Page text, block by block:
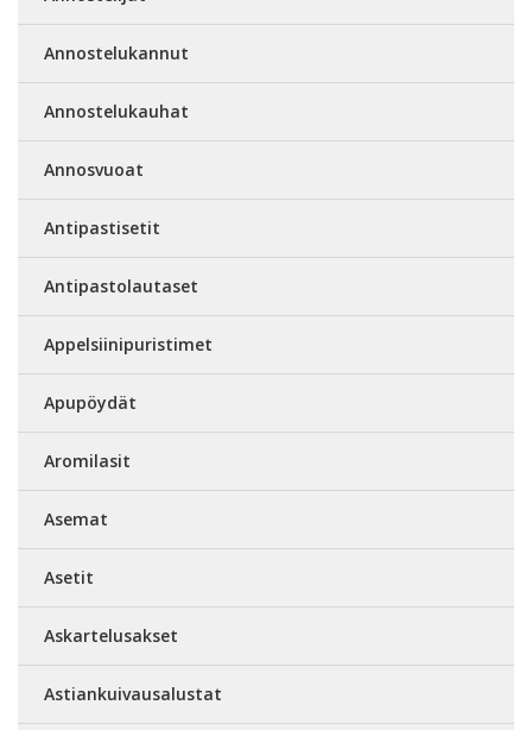
Annostelukannut
Annostelukauhat
Annosvuoat
Antipastisetit
Antipastolautaset
Appelsiinipuristimet
Apupöydät
Aromilasit
Asemat
Asetit
Askartelusakset
Astiankuivausalustat